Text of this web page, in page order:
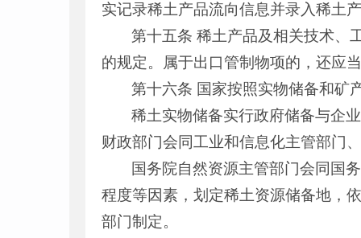
实记录稀土产品流向信息并录入稀土
第十五条 稀土产品及相关技术、
的规定。属于出口管制物项的，还应
第十六条 国家按照实物储备和矿
稀土实物储备实行政府储备与企
财政部门会同工业和信息化主管部门
国务院自然资源主管部门会同国
程度等因素，划定稀土资源储备地，
部门制定。